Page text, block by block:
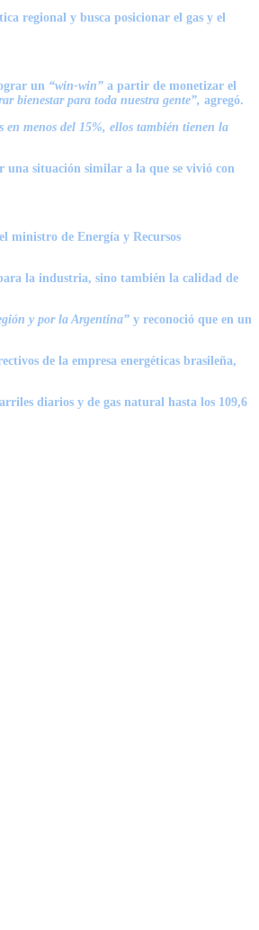
regional y busca posicionar el gas y el
un “win-win” a partir de monetizar el
bienestar para toda nuestra gente”, agregó.
en menos del 15%, ellos también tienen la
una situación similar a la que se vivió con
ministro de Energía y Recursos
la industria, sino también la calidad de
y por la Argentina” y reconoció que en un
de la empresa energéticas brasileña,
diarios y de gas natural hasta los 109,6